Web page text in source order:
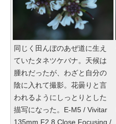
同じく田んぼのあぜ道に生え
ていたタネツケバナ。天候は
腫れだったが、わざと自分の
陰に入れて撮影。花曇りと言
われるようにしっとりとした
描写になった。E-M5 / Vivitar
135mm F2.8 Close Focusing /